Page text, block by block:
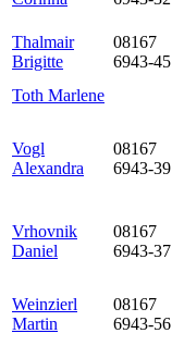
Thalmair
Brigitte
08167
6943-45
Toth Marlene
Vogl
Alexandra
08167
6943-39
Vrhovnik
Daniel
08167
6943-37
Weinzierl
Martin
08167
6943-56